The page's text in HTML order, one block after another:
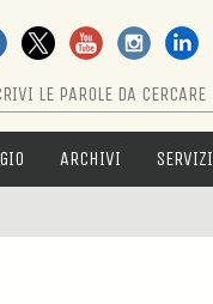
ARCHIVI SERVIZI